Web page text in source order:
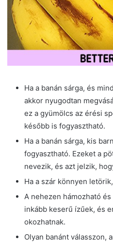
Ha a banán sárga, és
akkor nyugodtan
ez a gyümölcs az érési
később is fogyasztható.
Ha a banán sárga, kis
fogyasztható. Ezeket a
nevezik, és azt jelzik,
Ha a szár könnyen
A nehezen hámozható
inkább keserű ízűek, és
okozhatnak.
Olyan banánt válasszon,